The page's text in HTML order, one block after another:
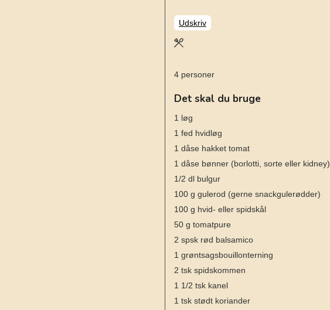
Udskriv
4 personer
Det skal du bruge
1 løg
1 fed hvidløg
1 dåse hakket tomat
1 dåse bønner (borlotti, sorte eller kidney)
1/2 dl bulgur
100 g gulerod (gerne snackgulerødder)
100 g hvid- eller spidskål
50 g tomatpure
2 spsk rød balsamico
1 grøntsagsbouillonterning
2 tsk spidskommen
1 1/2 tsk kanel
1 tsk stødt koriander